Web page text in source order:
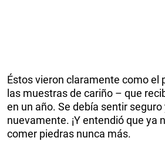
Éstos vieron claramente como el
las muestras de cariño – que
en un año. Se debía sentir seguro
nuevamente. ¡Y entendió que ya
comer piedras nunca más.